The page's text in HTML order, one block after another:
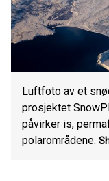
Luftfoto av et
prosjektet
påvirker is,
polarområdene.